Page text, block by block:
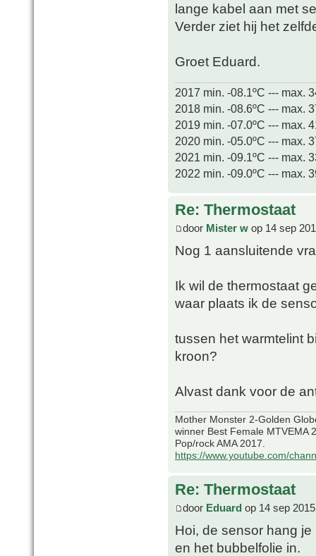
lange kabel aan met
Verder ziet hij het
Groet Eduard.
2017 min. -08.1ºC --- max.
2018 min. -08.6ºC --- max.
2019 min. -07.0ºC --- max.
2020 min. -05.0ºC --- max.
2021 min. -09.1ºC --- max.
2022 min. -09.0ºC --- max.
Re: Thermostaat
door Mister w op 14 sep
Nog 1 aansluitende
Ik wil de thermostaat
waar plaats ik de
tussen het warmtelint
kroon?
Alvast dank voor de
Mother Monster 2-Golden
winner Best Female MTVEMA
Pop/rock AMA 2017.
https://www.youtube.com/
Re: Thermostaat
door Eduard op 14 sep
Hoi, de sensor hang
en het bubbelfolie in.